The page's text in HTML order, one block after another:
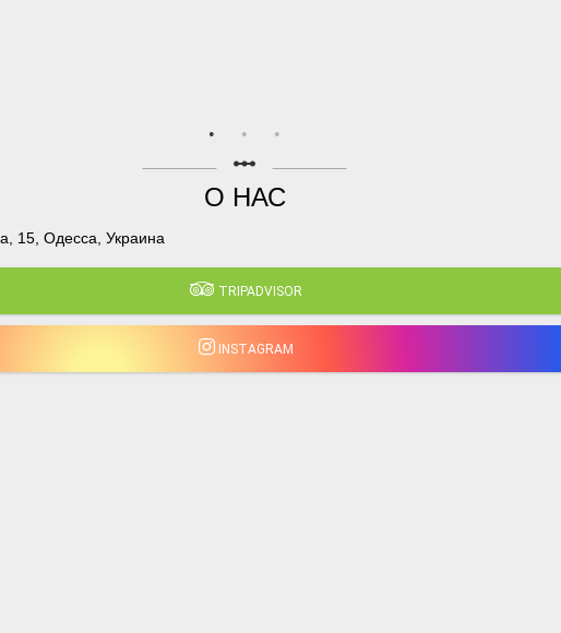
linear_scale
О НАС
15, Одесса, Украина
TRIPADVISOR
INSTAGRAM